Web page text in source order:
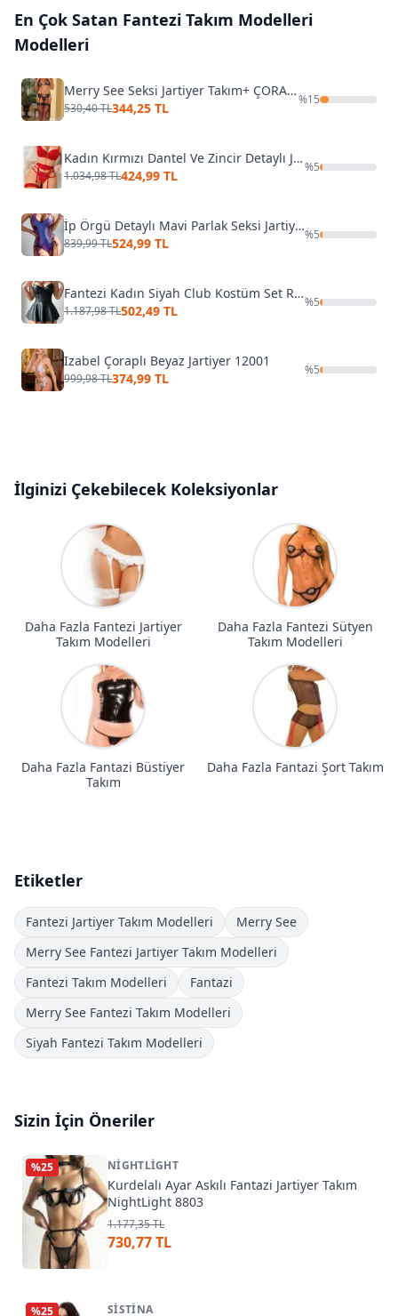
En Çok Satan Fantezi Takım Modelleri
Modelleri
Merry See Seksi Jartiyer Takım+ ÇORAP HEDİYELİ
530,40 TL344,25 TL
%15
Kadın Kırmızı Dantel Ve Zincir Detaylı Jartiyer Takım Ruselin 2056
1.034,98 TL424,99 TL
%5
İp Örgü Detaylı Mavi Parlak Seksi Jartiyer Jesica Bella JB-15037
839,99 TL524,99 TL
%5
Fantezi Kadın Siyah Club Kostüm Set Real Passione 21098
1.187,98 TL502,49 TL
%5
Izabel Çoraplı Beyaz Jartiyer 12001
999,98 TL374,99 TL
%5
İlginizi Çekebilecek Koleksiyonlar
Daha Fazla Fantezi Jartiyer
Takım Modelleri
Daha Fazla Fantezi Sütyen
Takım Modelleri
Daha Fazla Fantazi Büstiyer
Takım
Daha Fazla Fantazi Şort Takım
Etiketler
Fantezi Jartiyer Takım Modelleri
Merry See
Merry See Fantezi Jartiyer Takım Modelleri
Fantezi Takım Modelleri
Fantazi
Merry See Fantezi Takım Modelleri
Siyah Fantezi Takım Modelleri
Sizin İçin Öneriler
%25 NIGHTLIGHT
Kurdelalı Ayar Askılı Fantazi Jartiyer Takım
NightLight 8803
1.177,35 TL
730,77 TL
%25 SISTINA